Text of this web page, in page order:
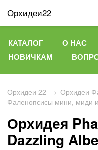
Орхидеи22
КАТАЛОГ О НАС
НОВИЧКАМ
Орхидеи 22 → Орхидеи
Фаленопсисы мини, миди
Орхидея
Dazzling